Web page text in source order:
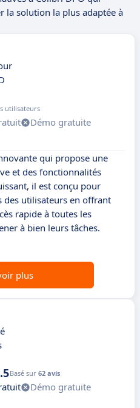
la solution la plus adaptée à
utilisateurs
Démo gratuite
qui propose une
et des fonctionnalités
il est conçu pour
des utilisateurs en offrant
rapide à toutes les
à bien leurs tâches.
plus
Basé sur 62 avis
Démo gratuite